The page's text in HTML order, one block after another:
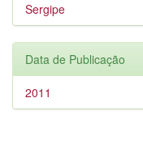
Sergipe
Data de Publicação
2011